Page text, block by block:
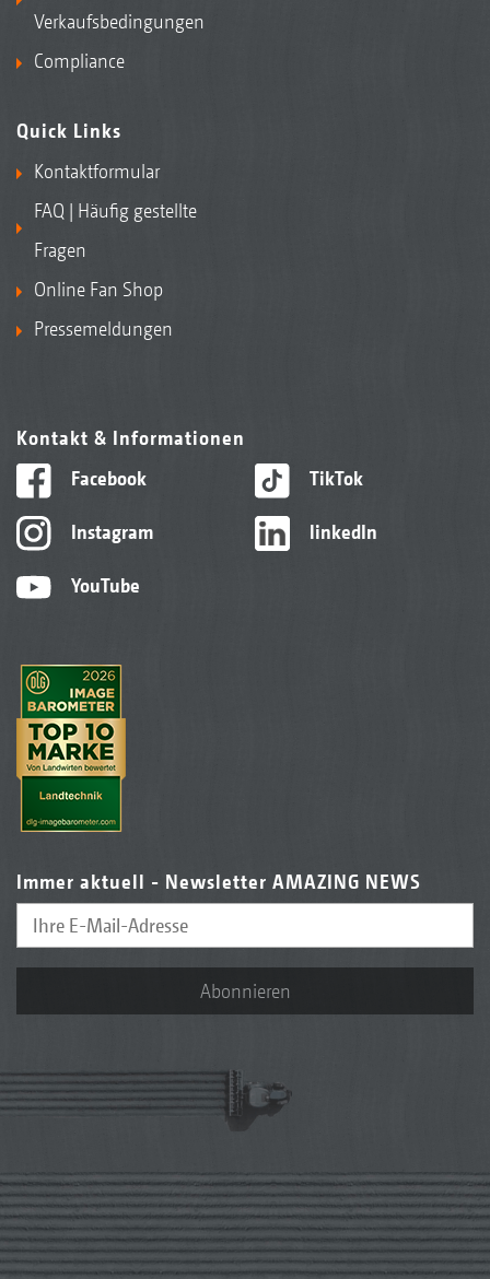
Verkaufsbedingungen
Compliance
Quick Links
Kontaktformular
FAQ | Häufig gestellte
Fragen
Online Fan Shop
Pressemeldungen
Kontakt & Informationen
Facebook
Instagram
YouTube
TikTok
linkedIn
Immer aktuell - Newsletter AMAZING NEWS
Abonnieren